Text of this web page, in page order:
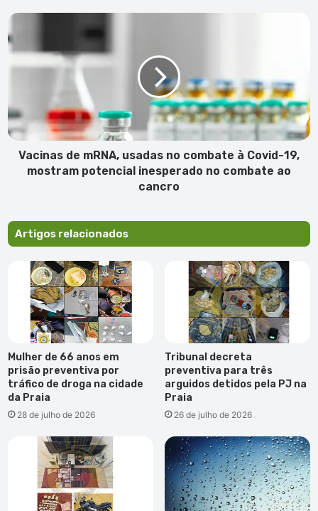
Vacinas
de
mRNA,
usadas
à
Covid-
19,
mostram
potencial
ao
cancro
Vacinas de mRNA, usadas no combate à Covid-19,
mostram potencial inesperado no combate ao
cancro
Artigos relacionados
Mulher de 66 anos em
prisão preventiva por
tráfico de droga na cidade
da Praia
28 de julho de 2026
Tribunal decreta
preventiva para três
arguidos detidos pela PJ na
Praia
26 de julho de 2026